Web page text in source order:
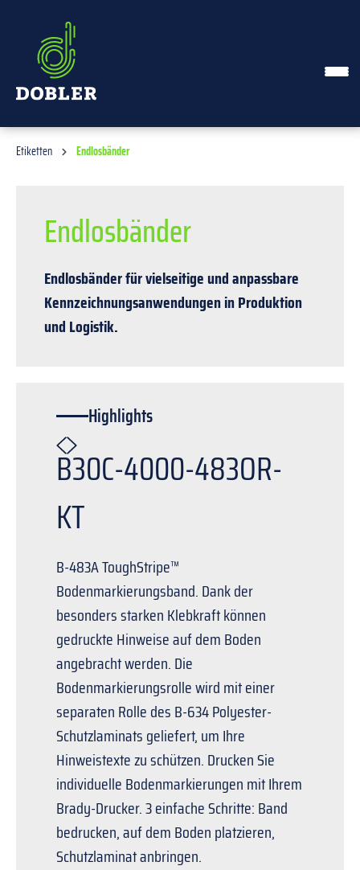
Etiketten Endlosbänder
Endlosbänder
Endlosbänder für vielseitige und anpassbare
Kennzeichnungsanwendungen in Produktion
und Logistik.
Highlights
B30C-4000-483OR-
KT
B-483A ToughStripe™
Bodenmarkierungsband. Dank der
besonders starken Klebkraft können
gedruckte Hinweise auf dem Boden
angebracht werden. Die
Bodenmarkierungsrolle wird mit einer
separaten Rolle des B-634 Polyester-
Schutzlaminats geliefert, um Ihre
Hinweistexte zu schützen. Drucken Sie
individuelle Bodenmarkierungen mit Ihrem
Brady-Drucker. 3 einfache Schritte: Band
bedrucken, auf dem Boden platzieren,
Schutzlaminat anbringen.